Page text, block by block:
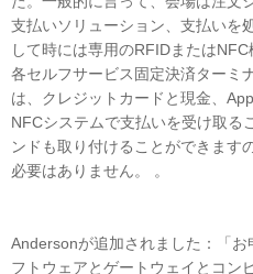
支払いソリューション、支払いを
して時には専用のRFIDまたは
各セルフサービス固定決済ターミ
は、クレジットカードと現金、
NFCシステムで支払いを受け取る
ンドも取り付けることができます
必要はありません。 。
Andersonが追加されました：「
フトウェアとゲートウェイとコン